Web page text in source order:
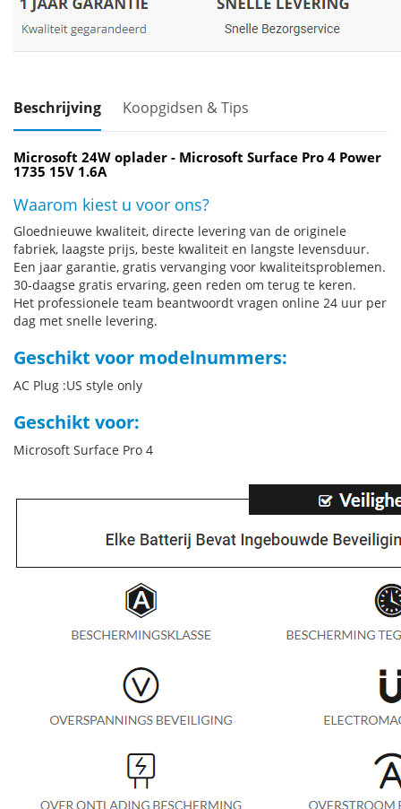
Beschrijving Koopgidsen & Tips
Microsoft 24W oplader - Microsoft Surface Pro 4 Power
1735 15V 1.6A
Waarom kiest u voor ons?
Gloednieuwe kwaliteit, directe levering van de originele
fabriek, laagste prijs, beste kwaliteit en langste levensduur.
Een jaar garantie, gratis vervanging voor kwaliteitsproblemen.
30-daagse gratis ervaring, geen reden om terug te keren.
Het professionele team beantwoordt vragen online 24 uur per
dag met snelle levering.
Geschikt voor modelnummers:
AC Plug :US style only
Geschikt voor:
Microsoft Surface Pro 4